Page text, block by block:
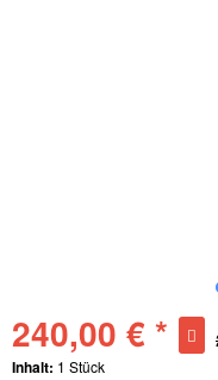
240,00 € *
Inhalt: 1 Stück